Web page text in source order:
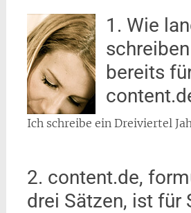
1. Wie
bereits
Ich schreibe ein Dreiviertel
2. content.de,
drei Sätzen, ist für